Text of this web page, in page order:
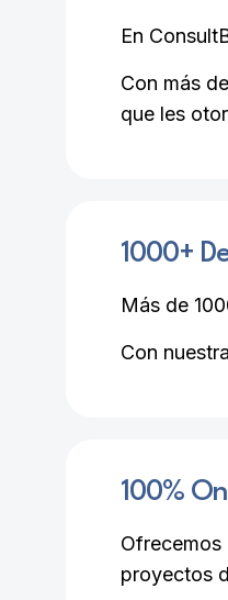
En
Con más
que les
1000+
Más de
Con
100%
Ofrecemos
proyectos